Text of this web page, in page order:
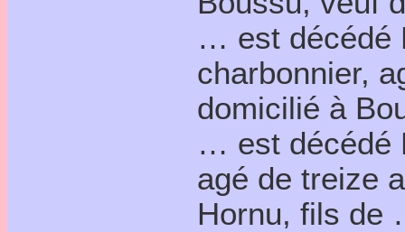
… est décédé
charbonnier,
domicilié à
… est décédé
agé de treize
Hornu, fils de